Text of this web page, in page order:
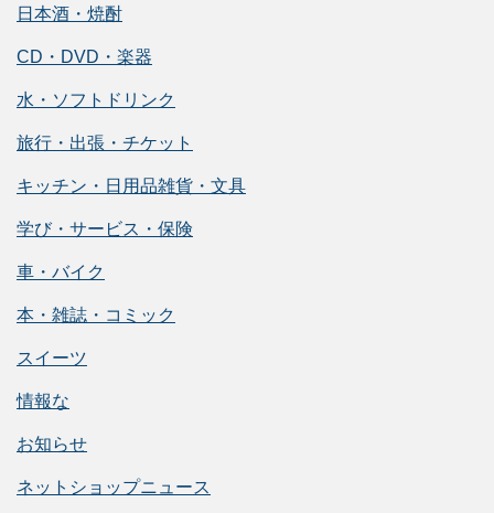
日本酒・焼酎
CD・DVD・楽器
水・ソフトドリンク
旅行・出張・チケット
キッチン・日用品雑貨・文具
学び・サービス・保険
車・バイク
本・雑誌・コミック
スイーツ
情報な
お知らせ
ネットショップニュース